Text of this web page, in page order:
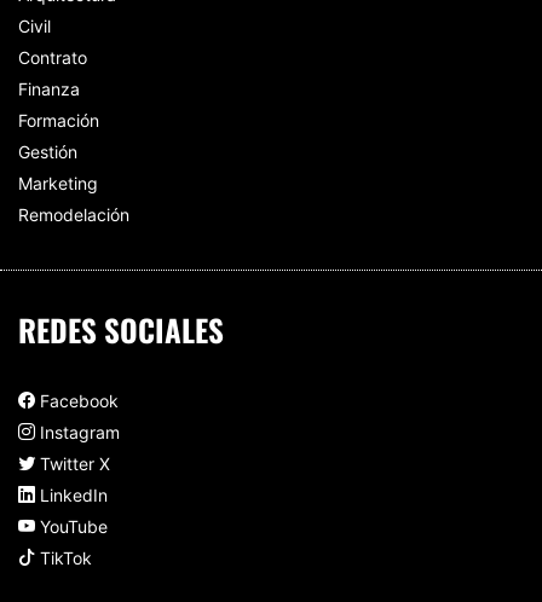
Civil
Contrato
Finanza
Formación
Gestión
Marketing
Remodelación
REDES SOCIALES
Facebook
Instagram
Twitter X
LinkedIn
YouTube
TikTok